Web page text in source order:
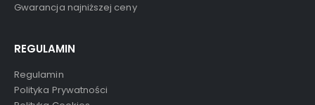
Gwarancja najniższej ceny
REGULAMIN
Regulamin
Polityka Prywatności